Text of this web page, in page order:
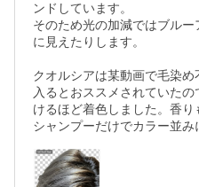
ンドしています。
そのため光の加減ではブル
に見えたりします。
クオルシアは某動画で毛染
入るとおススメされていた
けるほど着色しました。香り